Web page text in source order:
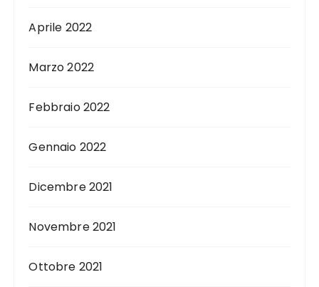
Aprile 2022
Marzo 2022
Febbraio 2022
Gennaio 2022
Dicembre 2021
Novembre 2021
Ottobre 2021